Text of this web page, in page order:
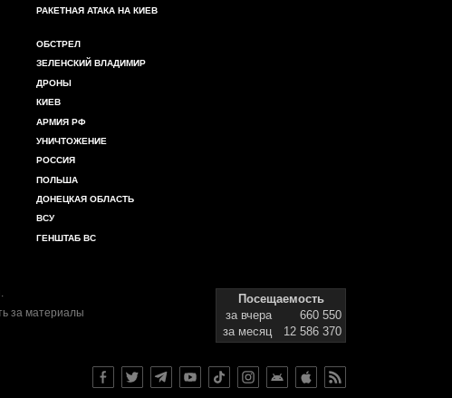
РАКЕТНАЯ АТАКА НА КИЕВ
ОБСТРЕЛ
ЗЕЛЕНСКИЙ ВЛАДИМИР
ДРОНЫ
КИЕВ
АРМИЯ РФ
УНИЧТОЖЕНИЕ
РОССИЯ
ПОЛЬША
ДОНЕЦКАЯ ОБЛАСТЬ
ВСУ
ГЕНШТАБ ВС
.
за материалы
Посещаемость
за вчера
660 550
за месяц
12 586 370